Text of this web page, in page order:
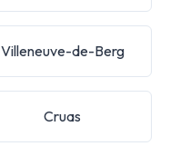
Villeneuve-de-Berg
Cruas